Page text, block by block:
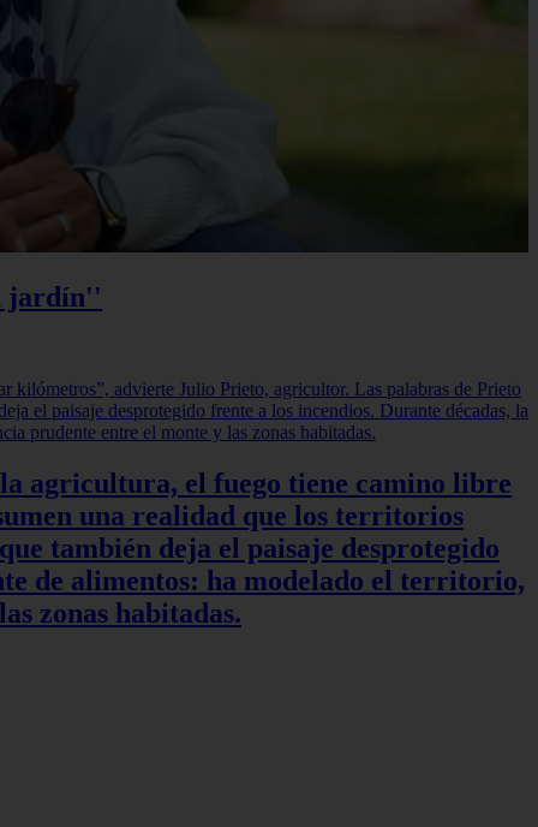
jardín''
agricultura, el fuego tiene camino libre
una realidad que los territorios
también deja el paisaje desprotegido
de alimentos: ha modelado el territorio,
zonas habitadas.